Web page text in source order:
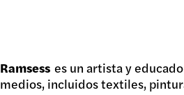
Ramsesses un artista y
medios, incluidos textiles,